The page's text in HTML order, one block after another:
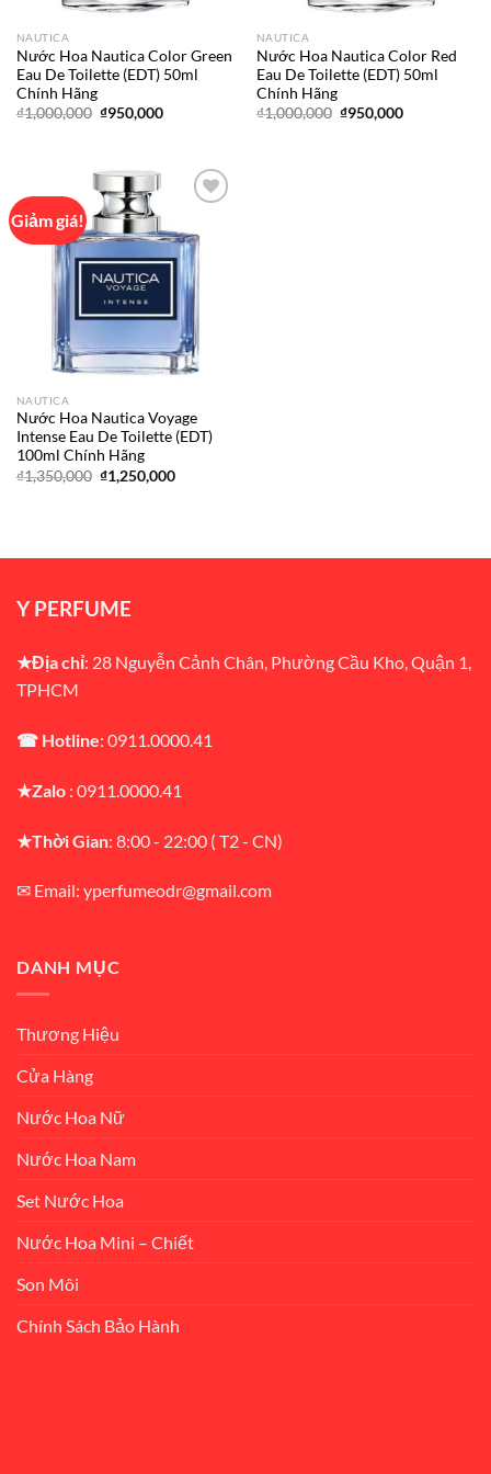
NAUTICA
Nước Hoa Nautica Color Green
Eau De Toilette (EDT) 50ml
Chính Hãng
₫1,000,000 Giá
₫950,000Giá
₫950,000.
NAUTICA
Nước Hoa Nautica Color Red
Eau De Toilette (EDT) 50ml
Chính Hãng
₫1,000,000 Giá
₫950,000Giá
Giảm giá!
Add to
wishlist
NAUTICA
Nước Hoa Nautica Voyage
Intense Eau De Toilette (EDT)
100ml Chính Hãng
₫1,350,000 Giá
gốc
₫1,250,000Giá
Y PERFUME
★Địa chỉ: 28 Nguyễn Cảnh Chân, Phường Cầu Kho, Quận 1,
TPHCM
☎ Hotline: 0911.0000.41
★Zalo : 0911.0000.41
★Thời Gian: 8:00 - 22:00 ( T2 - CN)
✉ Email: yperfumeodr@gmail.com
DANH MỤC
Thương Hiệu
Cửa Hàng
Nước Hoa Nữ
Nước Hoa Nam
Set Nước Hoa
Nước Hoa Mini – Chiết
Son Môi
Chính Sách Bảo Hành